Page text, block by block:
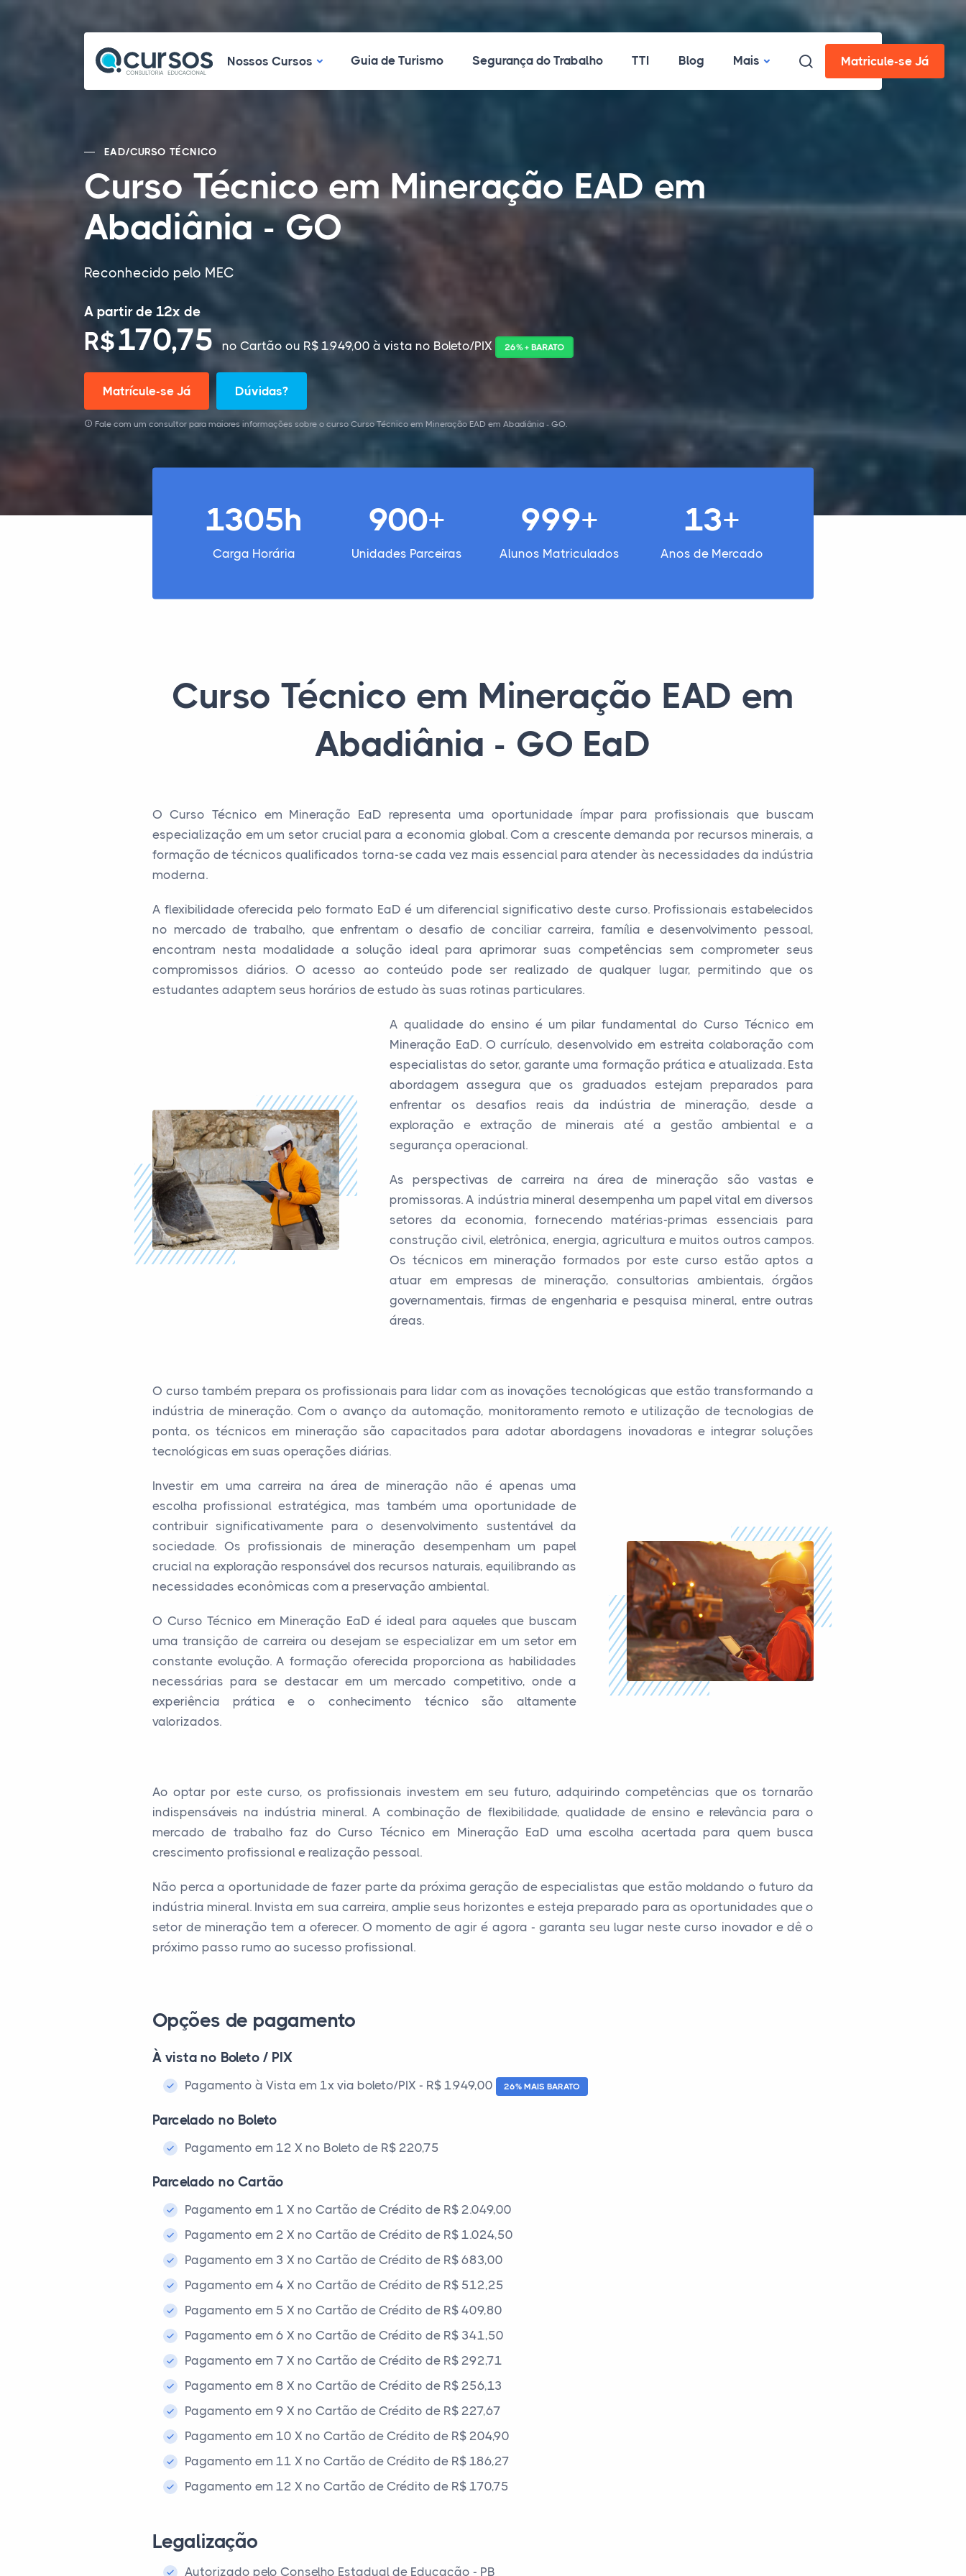
Nossos CursosNossos Cursos
Guia de Turismo Segurança do Trabalho TTI Blog Mais Matricule-se Já
EAD/CURSO TÉCNICO
Curso Técnico em Mineração EAD em
Abadiânia - GO
Reconhecido pelo MEC
A partir de 12x de
R$170,75no Cartão ou R$ 1.949,00 à vista no Boleto/PIX 26% + BARATO
Matrícule-se Já Dúvidas?
Fale com um consultor para maiores informações sobre o curso Curso Técnico em Mineração EAD em Abadiânia - GO.
1305h
Carga Horária
900+
Unidades Parceiras
999+
Alunos Matriculados
13+
Anos de Mercado
Curso Técnico em Mineração EAD em
Abadiânia - GO EaD
O Curso Técnico em Mineração EaD representa uma oportunidade ímpar para profissionais que buscam
especialização em um setor crucial para a economia global. Com a crescente demanda por recursos minerais, a
formação de técnicos qualificados torna-se cada vez mais essencial para atender às necessidades da indústria
moderna.
A flexibilidade oferecida pelo formato EaD é um diferencial significativo deste curso. Profissionais estabelecidos
no mercado de trabalho, que enfrentam o desafio de conciliar carreira, família e desenvolvimento pessoal,
encontram nesta modalidade a solução ideal para aprimorar suas competências sem comprometer seus
compromissos diários. O acesso ao conteúdo pode ser realizado de qualquer lugar, permitindo que os
estudantes adaptem seus horários de estudo às suas rotinas particulares.
A qualidade do ensino é um pilar fundamental do Curso Técnico em
Mineração EaD. O currículo, desenvolvido em estreita colaboração com
especialistas do setor, garante uma formação prática e atualizada. Esta
abordagem assegura que os graduados estejam preparados para
enfrentar os desafios reais da indústria de mineração, desde a
exploração e extração de minerais até a gestão ambiental e a
segurança operacional.
As perspectivas de carreira na área de mineração são vastas e
promissoras. A indústria mineral desempenha um papel vital em diversos
setores da economia, fornecendo matérias-primas essenciais para
construção civil, eletrônica, energia, agricultura e muitos outros campos.
Os técnicos em mineração formados por este curso estão aptos a
atuar em empresas de mineração, consultorias ambientais, órgãos
governamentais, firmas de engenharia e pesquisa mineral, entre outras
áreas.
O curso também prepara os profissionais para lidar com as inovações tecnológicas que estão transformando a
indústria de mineração. Com o avanço da automação, monitoramento remoto e utilização de tecnologias de
ponta, os técnicos em mineração são capacitados para adotar abordagens inovadoras e integrar soluções
tecnológicas em suas operações diárias.
Investir em uma carreira na área de mineração não é apenas uma
escolha profissional estratégica, mas também uma oportunidade de
contribuir significativamente para o desenvolvimento sustentável da
sociedade. Os profissionais de mineração desempenham um papel
crucial na exploração responsável dos recursos naturais, equilibrando as
necessidades econômicas com a preservação ambiental.
O Curso Técnico em Mineração EaD é ideal para aqueles que buscam
uma transição de carreira ou desejam se especializar em um setor em
constante evolução. A formação oferecida proporciona as habilidades
necessárias para se destacar em um mercado competitivo, onde a
experiência prática e o conhecimento técnico são altamente
valorizados.
Ao optar por este curso, os profissionais investem em seu futuro, adquirindo competências que os tornarão
indispensáveis na indústria mineral. A combinação de flexibilidade, qualidade de ensino e relevância para o
mercado de trabalho faz do Curso Técnico em Mineração EaD uma escolha acertada para quem busca
crescimento profissional e realização pessoal.
Não perca a oportunidade de fazer parte da próxima geração de especialistas que estão moldando o futuro da
indústria mineral. Invista em sua carreira, amplie seus horizontes e esteja preparado para as oportunidades que o
setor de mineração tem a oferecer. O momento de agir é agora - garanta seu lugar neste curso inovador e dê o
próximo passo rumo ao sucesso profissional.
Opções de pagamento
À vista no Boleto / PIX
Pagamento à Vista em 1x via boleto/PIX - R$ 1.949,00 26% MAIS BARATO
Parcelado no Boleto
Pagamento em 12 X no Boleto de R$ 220,75
Parcelado no Cartão
Pagamento em 1 X no Cartão de Crédito de R$ 2.049,00
Pagamento em 2 X no Cartão de Crédito de R$ 1.024,50
Pagamento em 3 X no Cartão de Crédito de R$ 683,00
Pagamento em 4 X no Cartão de Crédito de R$ 512,25
Pagamento em 5 X no Cartão de Crédito de R$ 409,80
Pagamento em 6 X no Cartão de Crédito de R$ 341,50
Pagamento em 7 X no Cartão de Crédito de R$ 292,71
Pagamento em 8 X no Cartão de Crédito de R$ 256,13
Pagamento em 9 X no Cartão de Crédito de R$ 227,67
Pagamento em 10 X no Cartão de Crédito de R$ 204,90
Pagamento em 11 X no Cartão de Crédito de R$ 186,27
Pagamento em 12 X no Cartão de Crédito de R$ 170,75
Legalização
Autorizado pelo Conselho Estadual de Educação - PB